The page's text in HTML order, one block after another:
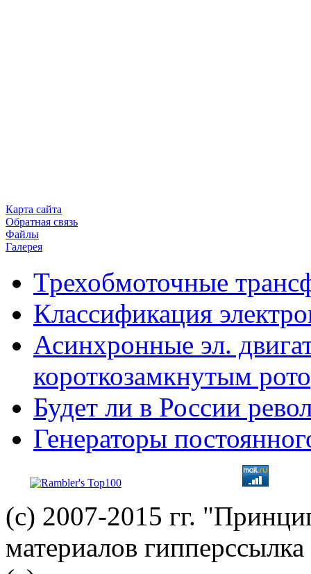
Карта сайта
Обратная связь
Файлы
Галерея
Трехобмоточные
Классификация
Асинхронные эл.
короткозамкнутым
Будет ли в России
Генераторы
(с) 2007-2015 гг.
материалов гипперссылка